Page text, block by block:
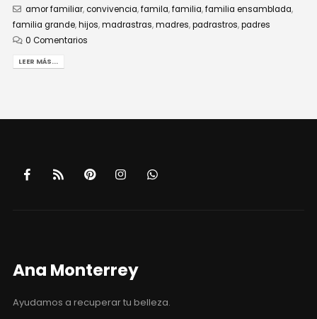
amor familiar,convivencia,famila,familia,familia ensamblada,
familia grande,hijos,madrastras,madres,padrastros,padres
0 Comentarios
LEER MÁS...
Ana Monterrey
Ayudamos a recuperar tu belleza.